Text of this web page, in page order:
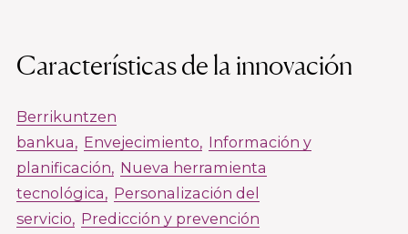
Características de la innovación
Berrikuntzen
bankua
Envejecimiento Información y
planificación Nueva herramienta
tecnológica
Personalización del
servicio Predicción y prevención